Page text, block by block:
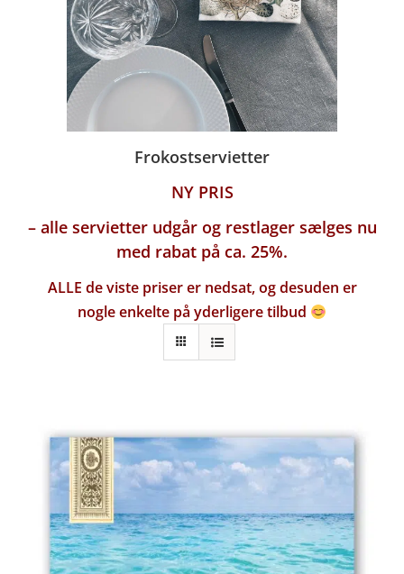
Frokostservietter
NY PRIS
– alle servietter udgår og restlager sælges nu
med rabat på ca. 25%.
ALLE de viste priser er nedsat, og desuden er
nogle enkelte på yderligere tilbud